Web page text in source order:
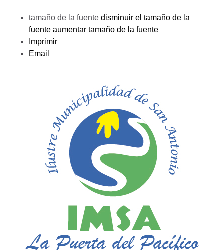
tamaño de la fuente disminuir el tamaño de la
fuente aumentar tamaño de la fuente
Imprimir
Email